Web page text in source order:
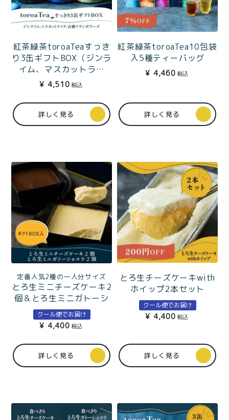
紅茶緑茶toroaTeaすっき
り3缶ギフトBOX（ジンラ
イム、マスカットライ
チ、白桃フランボワー
ズ）
¥ 4,510 税込
詳しく見る
紅茶緑茶toroaTea10包袋
入5種ティーバッグ
¥ 4,460 税込
詳しく見る
定番人気2種の一人分サイズ
とろ生ミニチーズケーキ2
個＆とろ生ミニガトーシ
ョコラ2個セットギフト
BOX入
クール便でお届け
¥ 4,400 税込
詳しく見る
とろ生チーズケーキwith
ホイップ2本セット
クール便でお届け
¥ 4,400 税込
詳しく見る